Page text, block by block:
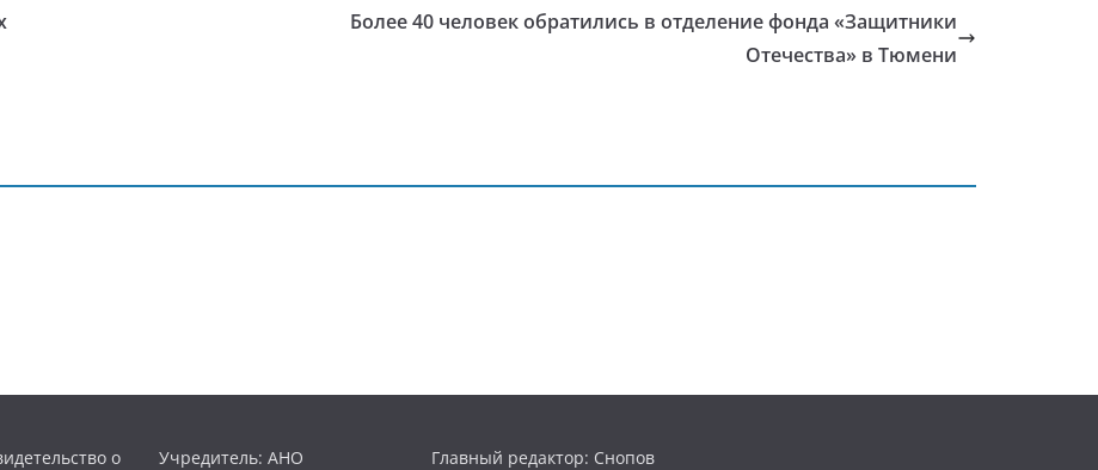
Более 40 человек обратились в отделение фонда «Защитники
Отечества» в Тюмени
о
Учредитель: АНО
Главный редактор: Снопов